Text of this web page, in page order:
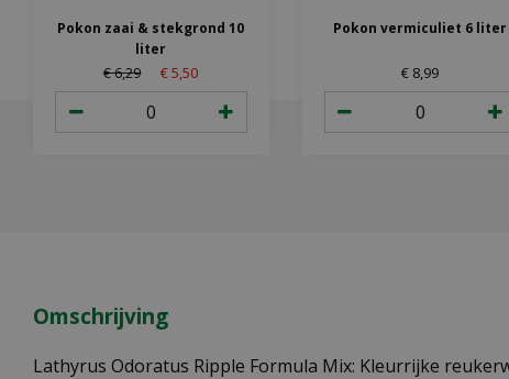
Pokon zaai & stekgrond 10
liter
€6,29 €5,50
Pokon vermiculiet 6 liter
€ 8,99
Omschrijving
Lathyrus Odoratus Ripple Formula Mix: Kleurrijke